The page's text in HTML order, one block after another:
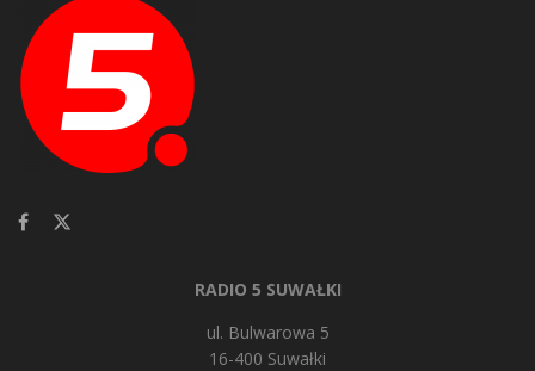
RADIO 5 SUWAŁKI
ul. Bulwarowa 5
16-400 Suwałki